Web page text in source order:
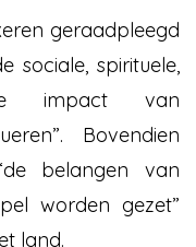
geraadpleegd
sociale, spirituele,
impact van
Bovendien
belangen van
worden gezet”
land.